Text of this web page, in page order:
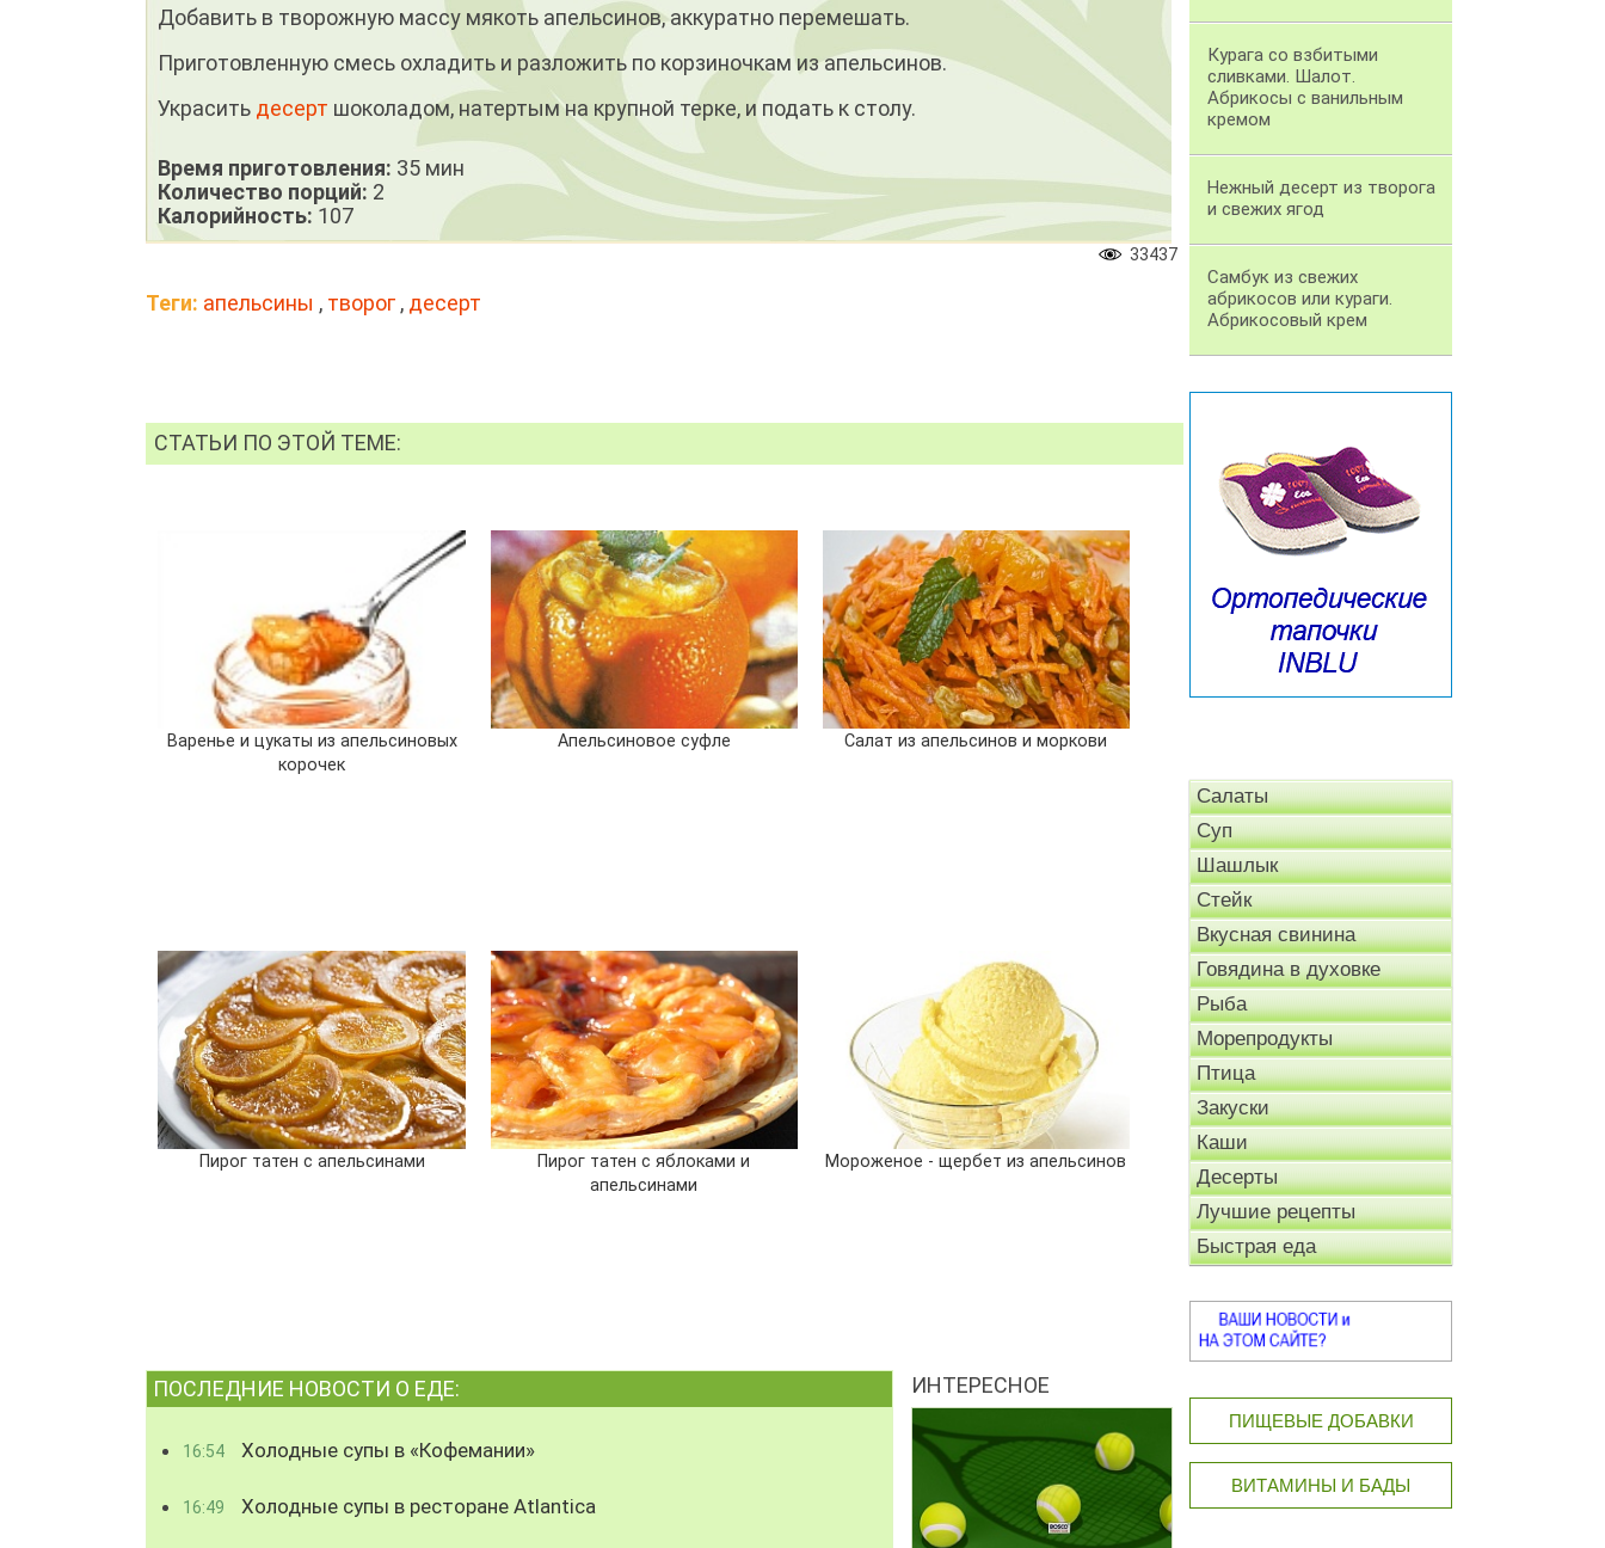
Добавить в творожную массу мякоть апельсинов, аккуратно перемешать.
Приготовленную смесь охладить и разложить по корзиноч­кам из апельсинов.
Украсить десерт шоколадом, натертым на крупной терке, и подать к столу.
Время приготовления: 35 мин
Количество порций: 2
Калорийность: 107
33437
Теги: апельсины , творог , десерт
СТАТЬИ ПО ЭТОЙ ТЕМЕ:
Варенье и цукаты из апельсиновых
корочек
Апельсиновое суфле Салат из апельсинов и моркови
Пирог татен с апельсинами
Пирог татен с яблоками и
апельсинами
Мороженое - щербет из апельсинов
ПОСЛЕДНИЕ НОВОСТИ О ЕДЕ:
16:54 Холодные супы в «Кофемании»
16:49 Холодные супы в ресторане Atlantica
ИНТЕРЕСНОЕ
Курага со взбитыми
сливками. Шалот.
Абрикосы с ванильным
кремом
Нежный десерт из творога
и свежих ягод
Самбук из свежих
абрикосов или кураги.
Абрикосовый крем
Салаты
Суп
Шашлык
Стейк
Вкусная свинина
Говядина в духовке
Рыба
Морепродукты
Птица
Закуски
Каши
Десерты
Лучшие рецепты
Быстрая еда
ПИЩЕВЫЕ ДОБАВКИ
ВИТАМИНЫ И БАДЫ